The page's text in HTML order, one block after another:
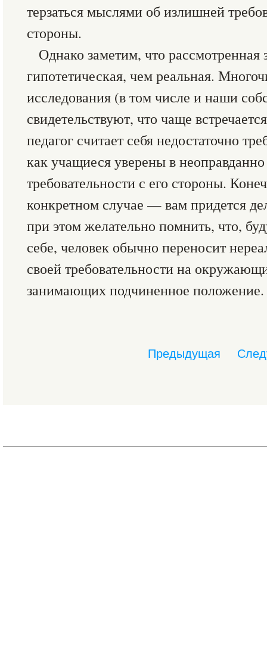
терзаться мыслями об излишней
стороны.
Однако заметим, что
гипотетическая, чем реальная.
исследования (в том числе и наши
свидетельствуют, что чаще
педагог считает себя недостаточно
как учащиеся уверены в
требовательности с его стороны.
конкретном случае — вам придется
при этом желательно помнить, что,
себе, человек обычно переносит
своей требовательности на
занимающих подчиненное положение.
Предыдущая